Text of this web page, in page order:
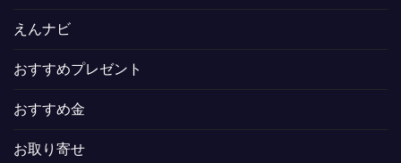
えんナビ
おすすめプレゼント
おすすめ金
お取り寄せ